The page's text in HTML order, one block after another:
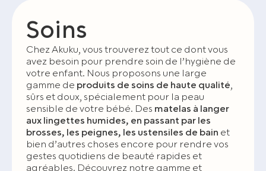
Soins
Chez Akuku, vous trouverez tout ce dont vous
avez besoin pour prendre soin de l’hygiène de
votre enfant. Nous proposons une large
gamme de produits de soins de haute qualité,
sûrs et doux, spécialement pour la peau
sensible de votre bébé. Des matelas à langer
aux lingettes humides, en passant par les
brosses, les peignes, les ustensiles de bain et
bien d’autres choses encore pour rendre vos
gestes quotidiens de beauté rapides et
agréables. Découvrez notre gamme et